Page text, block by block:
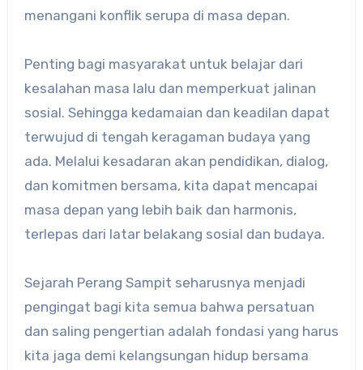
menangani konflik serupa di masa depan.
Penting bagi masyarakat untuk belajar dari
kesalahan masa lalu dan memperkuat jalinan
sosial. Sehingga kedamaian dan keadilan dapat
terwujud di tengah keragaman budaya yang
ada. Melalui kesadaran akan pendidikan, dialog,
dan komitmen bersama, kita dapat mencapai
masa depan yang lebih baik dan harmonis,
terlepas dari latar belakang sosial dan budaya.
Sejarah Perang Sampit seharusnya menjadi
pengingat bagi kita semua bahwa persatuan
dan saling pengertian adalah fondasi yang harus
kita jaga demi kelangsungan hidup bersama